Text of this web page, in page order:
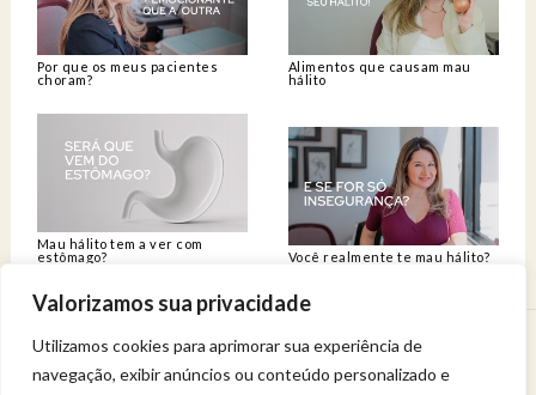
Valorizamos sua privacidade
Utilizamos cookies para aprimorar sua experiência de
navegação, exibir anúncios ou conteúdo personalizado e
Por que os meus pacientes
choram?
Alimentos que causam mau
hálito
Mau hálito tem a ver com
estômago?
Você realmente te mau hálito?
Venha viver uma experiência de bem-estar.
Entregue a sua saúde a uma profissional qualificada.